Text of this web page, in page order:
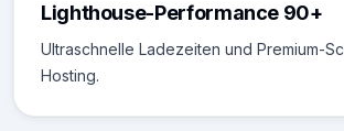
Lighthouse-Performance 90+
Ultraschnelle Ladezeiten und Premium-
Hosting.